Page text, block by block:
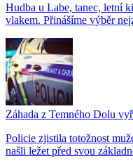
Hudba u Labe, tanec, letní
vlakem. Přinášíme výběr
Záhada z Temného Dolu
Policie zjistila totožnost
našli ležet před svou